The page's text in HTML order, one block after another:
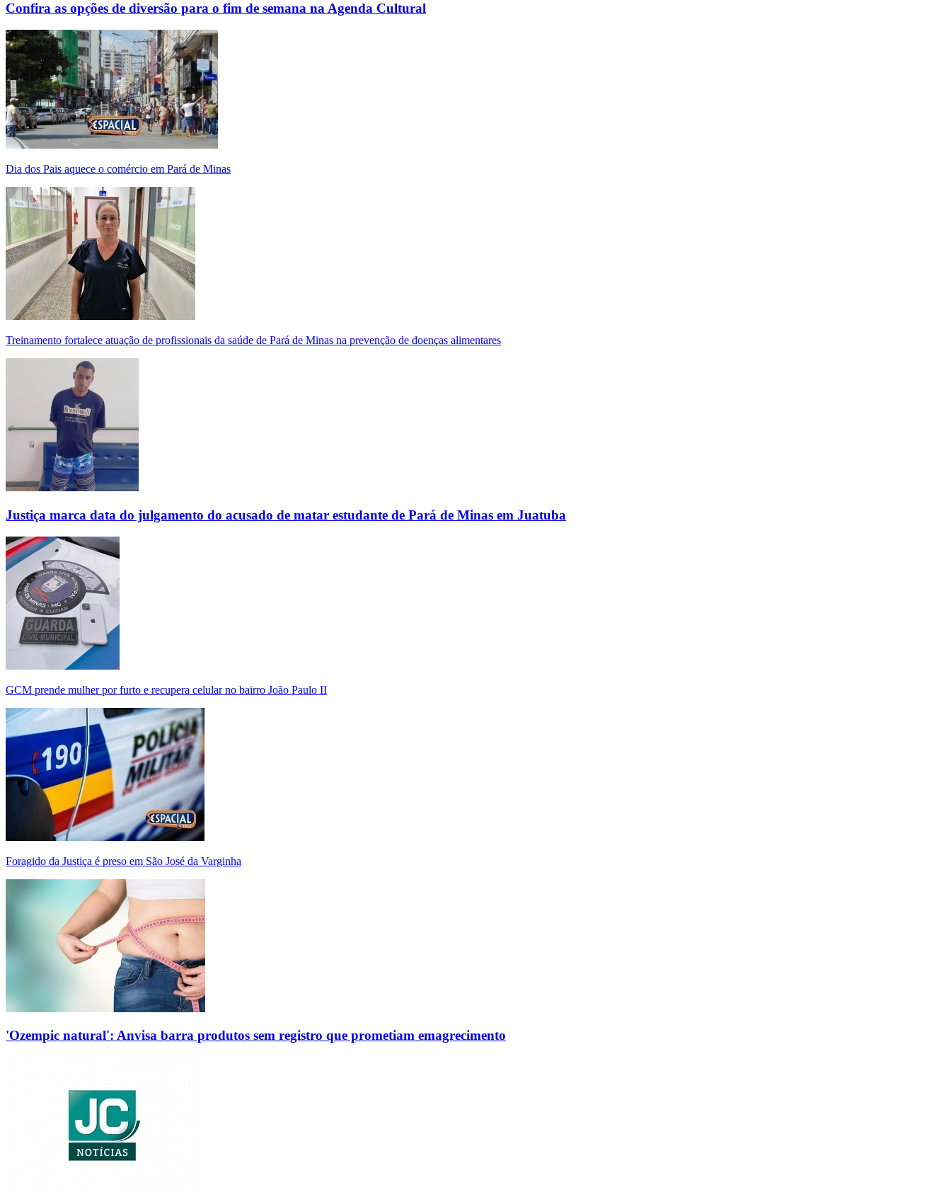
Confira as opções de diversão para o fim de semana na Agenda Cultural
Dia dos Pais aquece o comércio em Pará de Minas
Treinamento fortalece atuação de profissionais da saúde de Pará de Minas na prevenção de doenças alimentares
Justiça marca data do julgamento do acusado de matar estudante de Pará de Minas em Juatuba
GCM prende mulher por furto e recupera celular no bairro João Paulo II
Foragido da Justiça é preso em São José da Varginha
'Ozempic natural': Anvisa barra produtos sem registro que prometiam emagrecimento